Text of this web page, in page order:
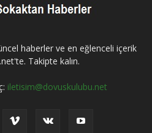
haberler ve en eğlenceli içerik
Takipte kalın.
iletisim@dovuskulubu.net